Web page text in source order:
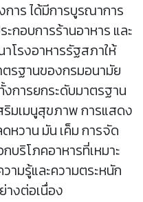
การ ได้มีการบูรณาการ
กอบการร้านอาหาร และ
โรงอาหารรัฐสภาให้
รฐานของกรมอนามัย
งการยกระดับมาตรฐาน
มเมนูสุขภาพ การแสดง
หวาน มัน เค็ม การจัด
บริโภคอาหารที่เหมาะ
มรู้และความตระหนัก
างต่อเนื่อง